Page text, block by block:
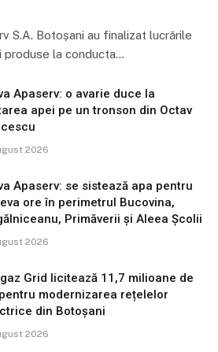
S.A. Botoșani au finalizat lucrările
produse la conducta…
Apaserv: o avarie duce la
apei pe un tronson din Octav
2026
Apaserv: se sistează apa pentru
ore în perimetrul Bucovina,
Primăverii și Aleea Școlii
2026
Grid licitează 11,7 milioane de
modernizarea rețelelor
din Botoșani
2026